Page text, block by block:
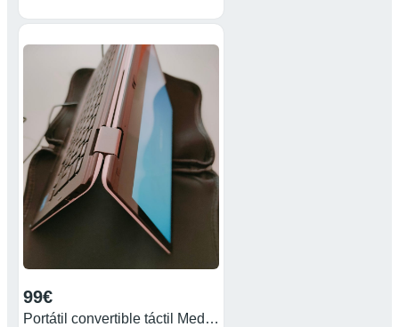
piezas , muy cuidado. 4 gb de
99€
Portátil convertible táctil Medion E2221T